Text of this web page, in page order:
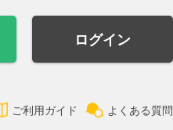
ログイン
ご利用ガイド よくある質問